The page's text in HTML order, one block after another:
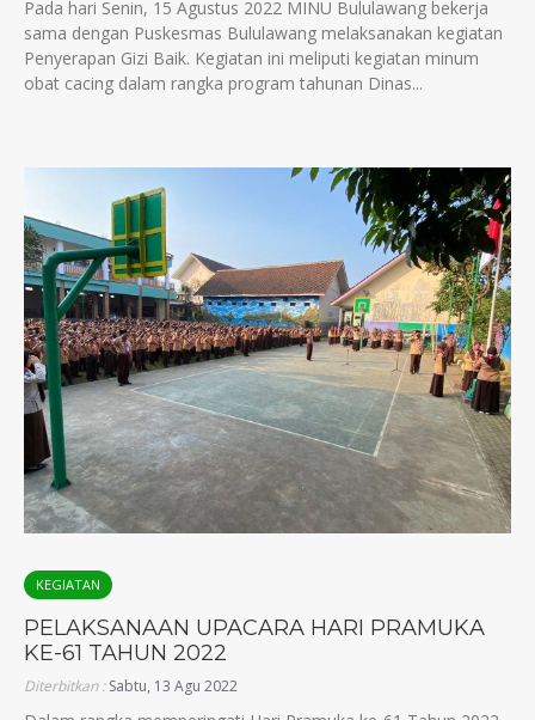
Pada hari Senin, 15 Agustus 2022 MINU Bululawang bekerja
sama dengan Puskesmas Bululawang melaksanakan kegiatan
Penyerapan Gizi Baik. Kegiatan ini meliputi kegiatan minum
obat cacing dalam rangka program tahunan Dinas...
KEGIATAN
PELAKSANAAN UPACARA HARI PRAMUKA
KE-61 TAHUN 2022
Diterbitkan :Sabtu, 13 Agu 2022